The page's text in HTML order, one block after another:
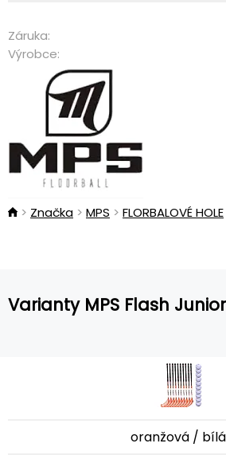
Záruka:
Výrobce:
Značka MPS FLORBALOVÉ HOLE
Varianty MPS Flash
oranžová / bílá